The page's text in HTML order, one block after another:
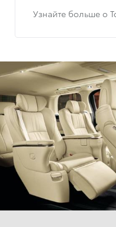
Узнайте больше о